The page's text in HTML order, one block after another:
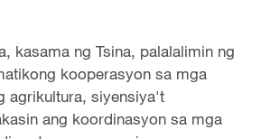
kasama ng Tsina, palalalimin ng
kooperasyon sa mga
agrikultura, siyensiya't
ang koordinasyon sa mga